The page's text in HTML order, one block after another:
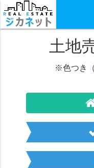
土地
※色つき（